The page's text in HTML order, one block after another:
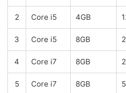
2 Core i5 4GB
3 Core i5 8GB
4 Core i7 8GB
5 Core i7 8GB